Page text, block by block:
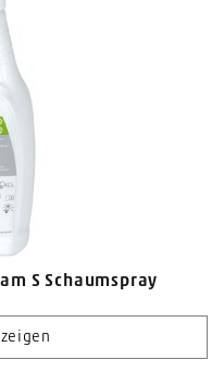
S Schaumspray